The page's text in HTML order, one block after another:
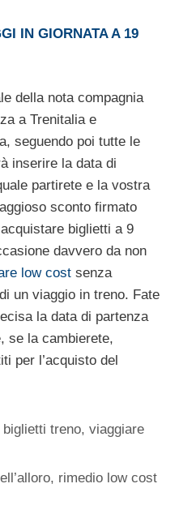
IN GIORNATA A 19
della nota compagnia
a Trenitalia e
seguendo poi tutte le
inserire la data di
partirete e la vostra
sconto firmato
biglietti a 9
davvero da non
low cost senza
un viaggio in treno. Fate
la data di partenza
se la cambierete,
per l’acquisto del
treno,viaggiare
rimedio low cost